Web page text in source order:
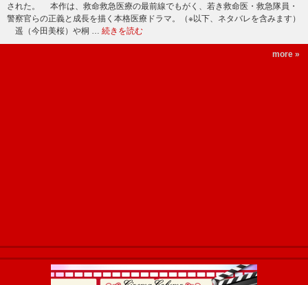
された。 本作は、救命救急医療の最前線でもがく、若き救命医・救急隊員・
警察官らの正義と成長を描く本格医療ドラマ。（※以下、ネタバレを含みます）
遥（今田美桜）や桐 … 続きを読む
more »